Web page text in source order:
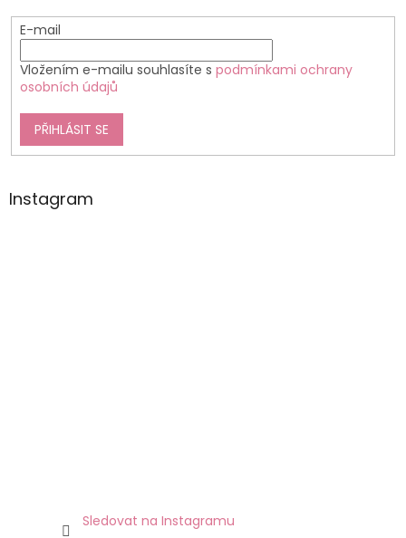
E-mail
Vložením e-mailu souhlasíte s podmínkami ochrany
osobních údajů
PŘIHLÁSIT SE
Instagram
Sledovat na Instagramu